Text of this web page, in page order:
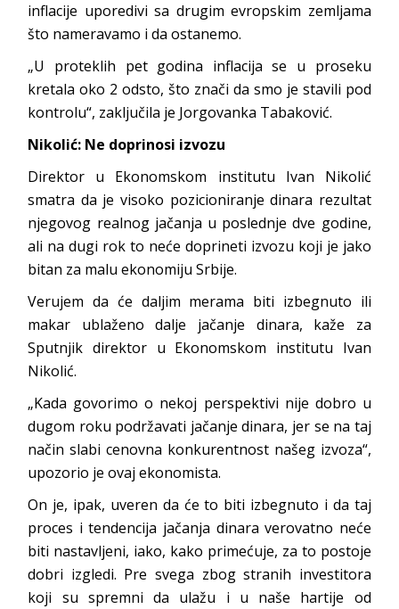
inflacije uporedivi sa drugim evropskim zemljama
što nameravamo i da ostanemo.
„U proteklih pet godina inflacija se u proseku
kretala oko 2 odsto, što znači da smo je stavili pod
kontrolu“, zaključila je Jorgovanka Tabaković.
Nikolić: Ne doprinosi izvozu
Direktor u Ekonomskom institutu Ivan Nikolić
smatra da je visoko pozicioniranje dinara rezultat
njegovog realnog jačanja u poslednje dve godine,
ali na dugi rok to neće doprineti izvozu koji je jako
bitan za malu ekonomiju Srbije.
Verujem da će daljim merama biti izbegnuto ili
makar ublaženo dalje jačanje dinara, kaže za
Sputnjik direktor u Ekonomskom institutu Ivan
Nikolić.
„Kada govorimo o nekoj perspektivi nije dobro u
dugom roku podržavati jačanje dinara, jer se na taj
način slabi cenovna konkurentnost našeg izvoza“,
upozorio je ovaj ekonomista.
On je, ipak, uveren da će to biti izbegnuto i da taj
proces i tendencija jačanja dinara verovatno neće
biti nastavljeni, iako, kako primećuje, za to postoje
dobri izgledi. Pre svega zbog stranih investitora
koji su spremni da ulažu i u naše hartije od